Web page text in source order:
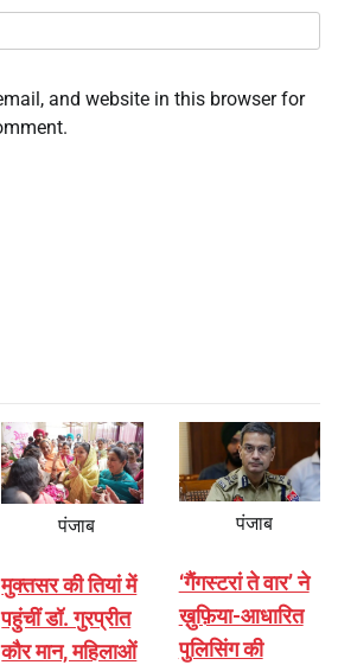
and website in this browser for
पंजाब
मुक्तसर की तियां में
पहुंचीं डॉ. गुरप्रीत
कौर मान, महिलाओं
पंजाब
‘गैंगस्टरां ते वार’ ने
ख़ुफ़िया-आधारित
पुलिसिंग की